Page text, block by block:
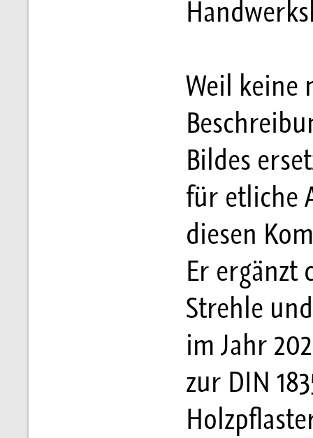
Weil keine
Bildes
für etliche
diesen
Er ergänzt
Strehle
im Jahr
zur DIN